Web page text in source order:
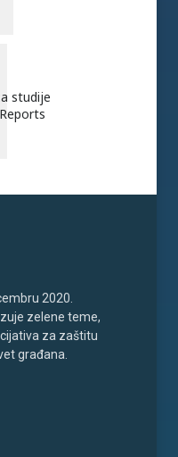
studije
2020.
zelene teme,
za zaštitu
građana.